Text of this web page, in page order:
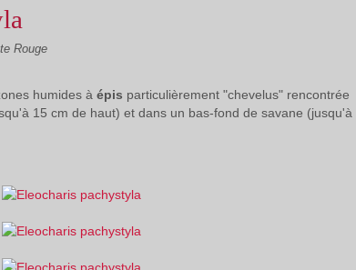
Rouge
humides à épis particulièrement "chevelus" rencontrée
15 cm de haut) et dans un bas-fond de savane (jusqu'à